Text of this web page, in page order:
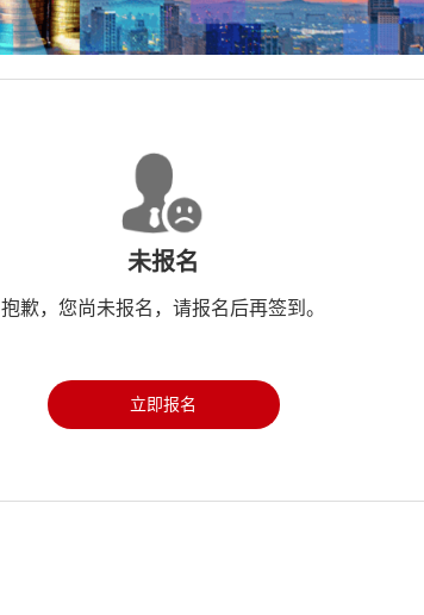
未报名
抱歉，您尚未报名，请报名后再签到。
立即报名